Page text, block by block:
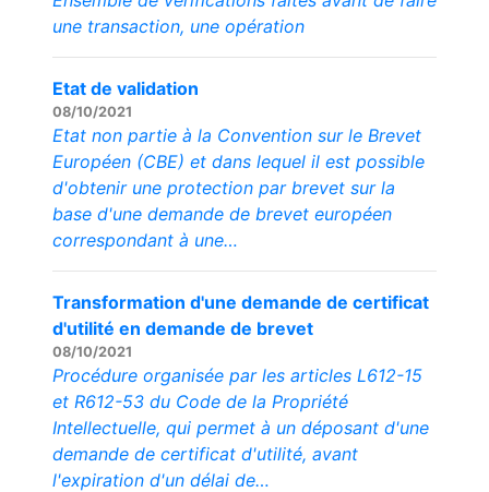
une transaction, une opération
Etat de validation
08/10/2021
Etat non partie à la Convention sur le Brevet
Européen (CBE) et dans lequel il est possible
d'obtenir une protection par brevet sur la
base d'une demande de brevet européen
correspondant à une…
Transformation d'une demande de certificat
d'utilité en demande de brevet
08/10/2021
Procédure organisée par les articles L612-15
et R612-53 du Code de la Propriété
Intellectuelle, qui permet à un déposant d'une
demande de certificat d'utilité, avant
l'expiration d'un délai de…